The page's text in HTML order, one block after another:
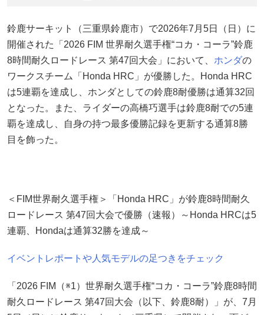
鈴鹿サーキット（三重県鈴鹿市）で2026年7月5日（日）に
開催された「2026 FIM 世界耐久選手権“コカ・コーラ”鈴鹿
8時間耐久ロードレース 第47回大会」において、 ホンダの
ワークスチーム「Honda HRC」が優勝した。Honda HRC
は5連覇を達成し、ホンダとしての鈴鹿8耐優勝は通算32回
となった。また、ライダーの高橋巧選手は鈴鹿8耐での5連
覇を達成し、自身の持つ最多優勝記録を更新する通算8勝
目を飾った。
＜FIM世界耐久選手権＞「Honda HRC」が鈴鹿8時間耐久
ロードレース 第47回大会で優勝（速報）～Honda HRCは5
連覇、Hondaは通算32勝を達成～
イベントレポートや人気モデルの足つきをチェック
「2026 FIM（※1）世界耐久選手権“コカ・コーラ”鈴鹿8時間
耐久ロードレース 第47回大会（以下、鈴鹿8耐）」が、7月